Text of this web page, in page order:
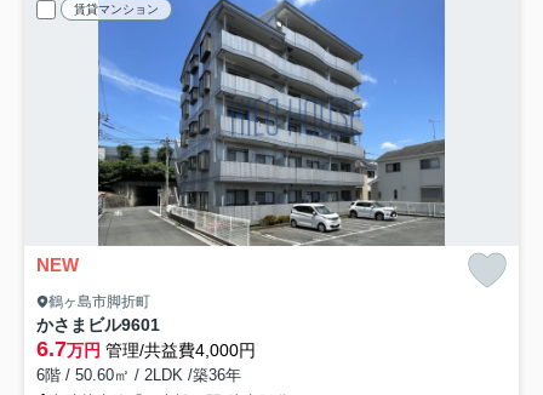
賃貸マンション
NEW
鶴ヶ島市脚折町
かさまビル9601
6.7万円 管理/共益費4,000円
6階 / 50.60㎡ / 2LDK /築36年